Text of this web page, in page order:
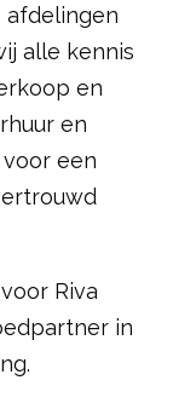
afdelingen
alle kennis
en
en
een
Riva
in